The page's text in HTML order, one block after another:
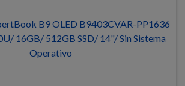
B9 OLED B9403CVAR-PP1636
16GB/ 512GB SSD/ 14"/ Sin Sistema
Operativo